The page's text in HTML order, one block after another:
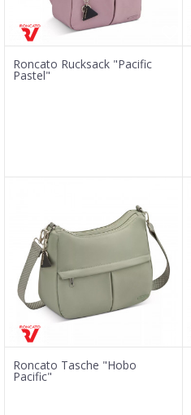
Roncato Rucksack "Pacific
Pastel"
Roncato Tasche "Hobo
Pacific"